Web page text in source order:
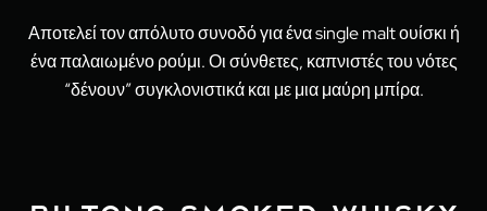
Αποτελεί τον απόλυτο συνοδό για ένα single malt ουίσκι ή
ένα παλαιωμένο ρούμι. Οι σύνθετες, καπνιστές του νότες
“δένουν” συγκλονιστικά και με μια μαύρη μπίρα.